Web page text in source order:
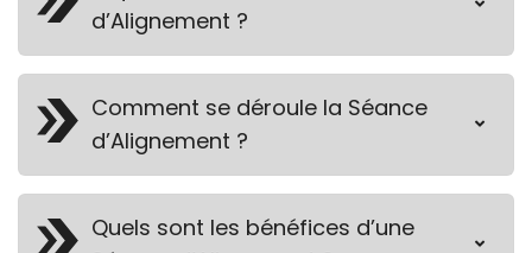
d’Alignement ?
Comment se déroule la Séance
d’Alignement ?
Quels sont les bénéfices d’une